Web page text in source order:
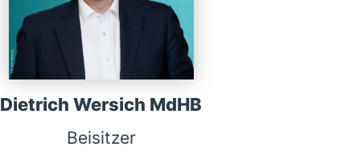
Dietrich Wersich MdHB
Beisitzer